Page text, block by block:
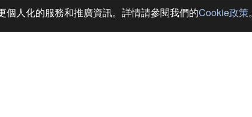
個人化的服務和推廣資訊。詳情請參閱我們的Cookie政策。